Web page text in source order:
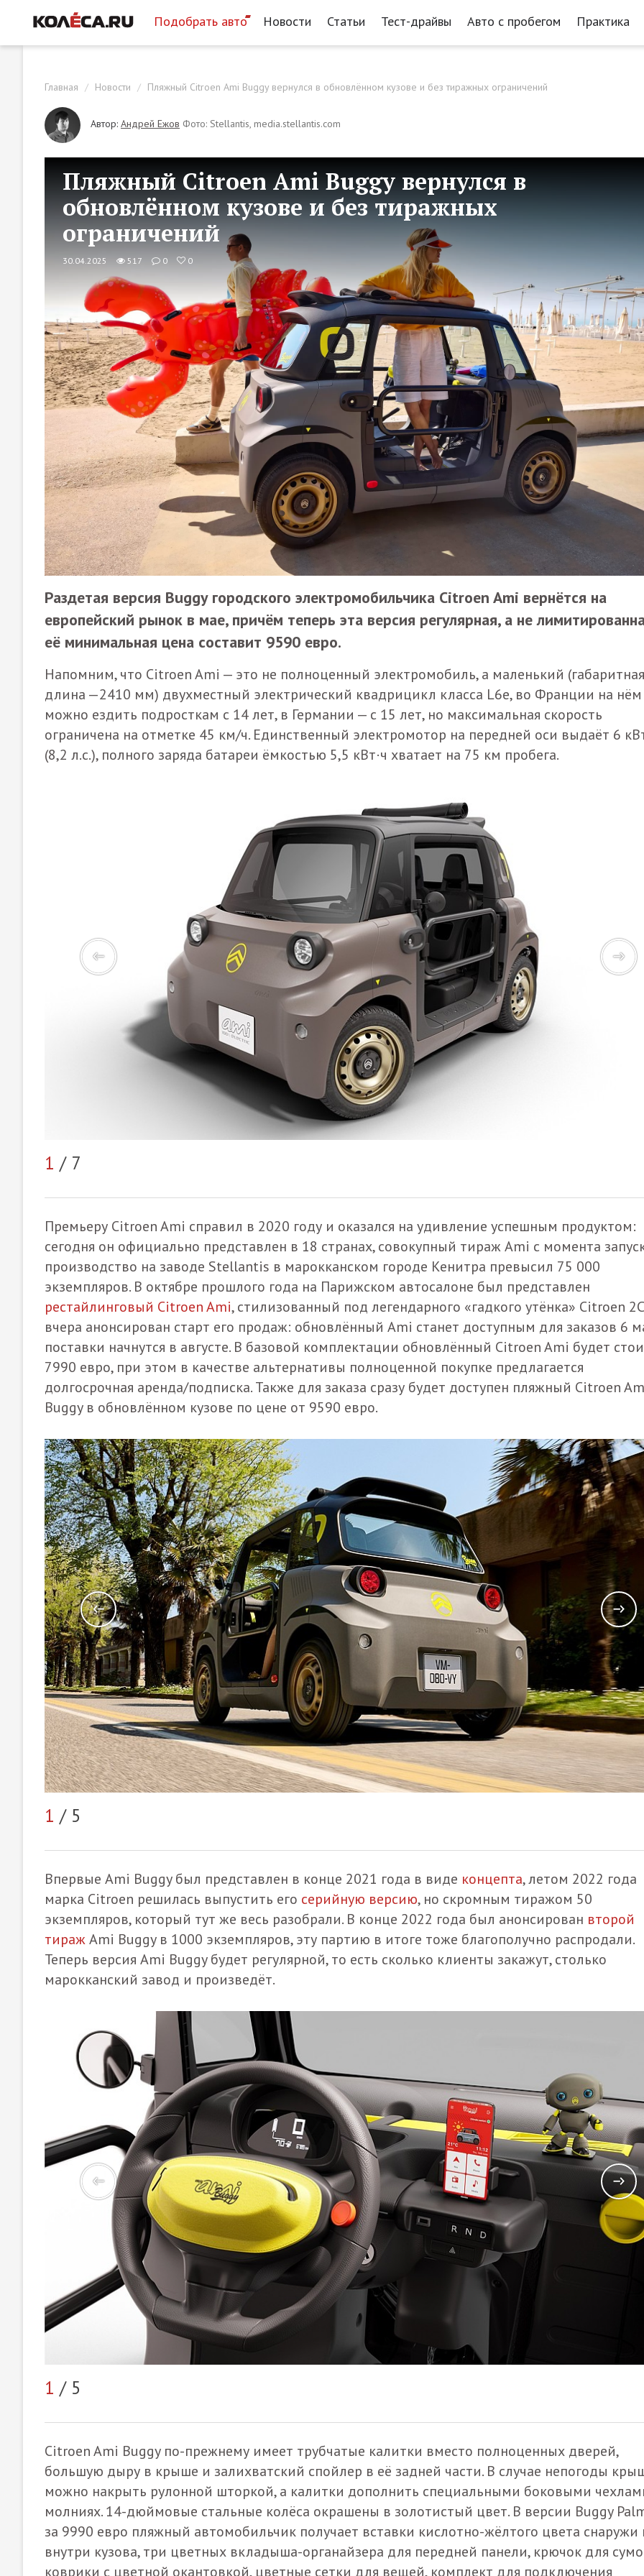
Подобрать авто Новости Статьи Тест-драйвы Авто с пробегом Практика
Главная Новости Пляжный Citroen Ami Buggy вернулся в обновлённом кузове и без тиражных ограничений
Автор: Андрей Ежов Фото: Stellantis, media.stellantis.com
Пляжный Citroen Ami Buggy вернулся в
обновлённом кузове и без тиражных
ограничений
30.04.2025 517 0 0
Раздетая версия Buggy городского электромобильчика Citroen Ami вернётся на
европейский рынок в мае, причём теперь эта версия регулярная, а не
её минимальная цена составит 9590 евро.
Напомним, что Citroen Ami — это не полноценный электромобиль, а маленький (габаритная
длина —2410 мм) двухместный электрический квадрицикл класса L6e, во Франции на нём
можно ездить подросткам с 14 лет, в Германии — с 15 лет, но максимальная скорость
ограничена на отметке 45 км/ч. Единственный электромотор на передней оси выдаёт 6
(8,2 л.с.), полного заряда батареи ёмкостью 5,5 кВт·ч хватает на 75 км пробега.
1 / 7
Премьеру Citroen Ami справил в 2020 году и оказался на удивление успешным продуктом:
сегодня он официально представлен в 18 странах, совокупный тираж Ami с момента
производство на заводе Stellantis в марокканском городе Кенитра превысил 75 000
экземпляров. В октябре прошлого года на Парижском автосалоне был представлен
рестайлинговый Citroen Ami, стилизованный под легендарного «гадкого утёнка» Citroen
вчера анонсирован старт его продаж: обновлённый Ami станет доступным для заказов 6
поставки начнутся в августе. В базовой комплектации обновлённый Citroen Ami будет
7990 евро, при этом в качестве альтернативы полноценной покупке предлагается
долгосрочная аренда/подписка. Также для заказа сразу будет доступен пляжный Citroen
Buggy в обновлённом кузове по цене от 9590 евро.
1 / 5
Впервые Ami Buggy был представлен в конце 2021 года в виде концепта, летом 2022 года
марка Citroen решилась выпустить его серийную версию, но скромным тиражом 50
экземпляров, который тут же весь разобрали. В конце 2022 года был анонсирован второй
тиражAmi Buggy в 1000 экземпляров, эту партию в итоге тоже благополучно распродали.
Теперь версия Ami Buggy будет регулярной, то есть сколько клиенты закажут, столько
марокканский завод и произведёт.
1 / 5
Citroen Ami Buggy по-прежнему имеет трубчатые калитки вместо полноценных дверей,
большую дыру в крыше и залихватский спойлер в её задней части. В случае непогоды
можно накрыть рулонной шторкой, а калитки дополнить специальными боковыми
молниях. 14-дюймовые стальные колёса окрашены в золотистый цвет. В версии Buggy
за 9990 евро пляжный автомобильчик получает вставки кислотно-жёлтого цвета снаружи
внутри кузова, три цветных вкладыша-органайзера для передней панели, крючок для
коврики с цветной окантовкой, цветные сетки для вещей, комплект для подключения